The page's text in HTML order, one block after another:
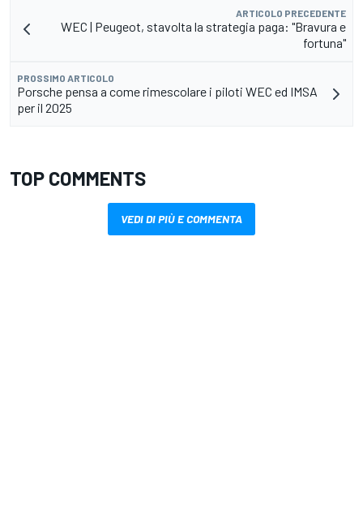
ARTICOLO PRECEDENTE
WEC | Peugeot, stavolta la strategia paga: "Bravura e
fortuna"
PROSSIMO ARTICOLO
Porsche pensa a come rimescolare i piloti WEC ed IMSA
per il 2025
TOP COMMENTS
VEDI DI PIÙ E COMMENTA